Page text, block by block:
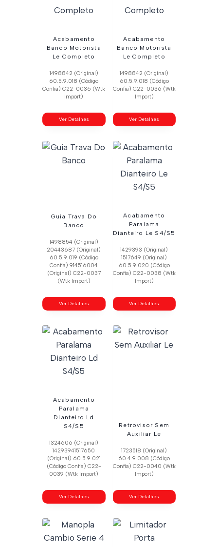
Acabamento
Banco Motorista
Le Completo
1498842 (Original)
60.5.9.018 (Código
Confia) C22-0036 (Wtk
Import)
Ver Detalhes
Acabamento
Banco Motorista
Le Completo
1498842 (Original)
60.5.9.018 (Código
Confia) C22-0036 (Wtk
Import)
Ver Detalhes
Guia Trava Do
Banco
1498854 (Original)
20443687 (Original)
60.5.9.019 (Código
Confia) 914516004
(Original) C22-0037
(Wtk Import)
Ver Detalhes
Acabamento
Paralama
Dianteiro Le S4/S5
1429393 (Original)
1517649 (Original)
60.5.9.020 (Código
Confia) C22-0038 (Wtk
Import)
Ver Detalhes
Acabamento
Paralama
Dianteiro Ld
S4/S5
1324606 (Original)
14293941517650
(Original) 60.5.9.021
(Código Confia) C22-
0039 (Wtk Import)
Ver Detalhes
Retrovisor Sem
Auxiliar Le
1723518 (Original)
60.4.9.008 (Código
Confia) C22-0040 (Wtk
Import)
Ver Detalhes